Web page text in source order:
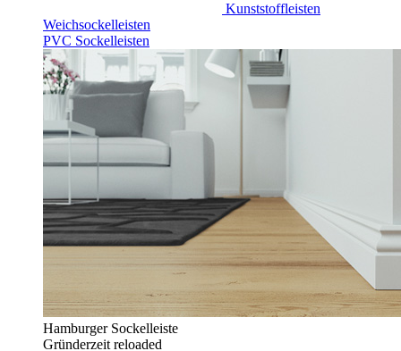
Kunststoffleisten
Weichsockelleisten
PVC Sockelleisten
Hamburger Sockelleiste
Gründerzeit reloaded